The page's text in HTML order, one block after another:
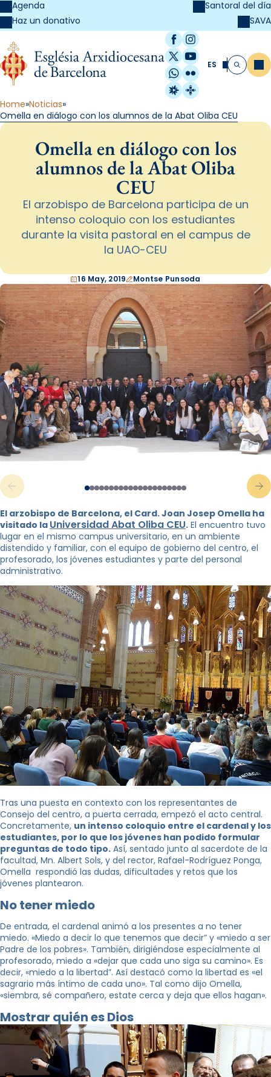
Agenda
Haz un donativo
Santoral del día
SAVA
Facebook
Instagram
X / Twitter
YouTube
WhatsApp
Flickr
Radio Estel
Catalunya
ES Buscar
Home Noticias
Omella en diálogo con los alumnos de la Abat Oliba CEU
Omella en diálogo con los
alumnos de la Abat Oliba
CEU
El arzobispo de Barcelona participa de un
intenso coloquio con los estudiantes
durante la visita pastoral en el campus de
la UAO-CEU
16 May, 2019 Montse Punsoda
El arzobispo de Barcelona, ​​el Card. Joan Josep Omella ha
visitado la Universidad Abat Oliba CEU. El encuentro tuvo
lugar en el mismo campus universitario, en un ambiente
distendido y familiar, con el equipo de gobierno del centro, el
profesorado, los jóvenes estudiantes y parte del personal
administrativo.
Tras una puesta en contexto con los representantes de
Consejo del centro, a puerta cerrada, empezó el acto central.
Concretamente, un intenso coloquio entre el cardenal y los
estudiantes, por lo que los jóvenes han podido formular
preguntas de todo tipo. Así, sentado junto al sacerdote de la
facultad, Mn. Albert Sols, y del rector, Rafael-Rodríguez Ponga,
Omella respondió las dudas, dificultades y retos que los
jóvenes plantearon.
No tener miedo
De entrada, el cardenal animó a los presentes a no tener
miedo. «Miedo a decir lo que tenemos que decir” y «miedo a ser
Padre de los pobres». También, dirigiéndose especialmente al
profesorado, miedo a «dejar que cada uno siga su camino». Es
decir, «miedo a la libertad”. Así destacó como la libertad es «el
sagrario más íntimo de cada uno». Tal como dijo Omella,
«siembra, sé compañero, estate cerca y deja que ellos hagan».
Mostrar quién es Dios